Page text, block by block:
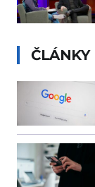
ČLÁNKY